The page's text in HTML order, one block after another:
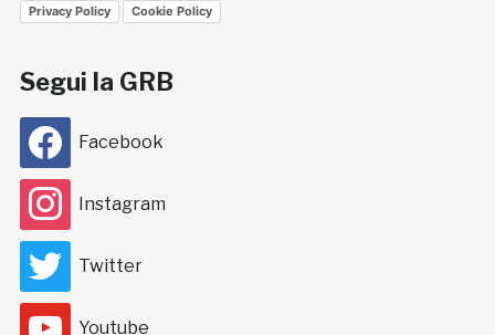
Privacy Policy Cookie Policy
Segui la GRB
Facebook
Instagram
Twitter
Youtube